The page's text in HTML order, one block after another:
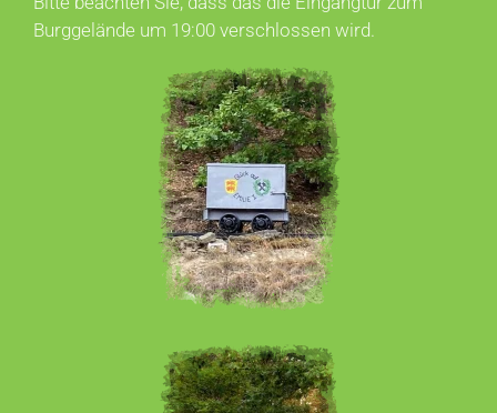
Burggelände um 19:00 verschlossen wird.